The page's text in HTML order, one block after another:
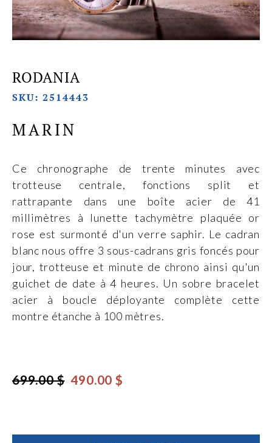
RODANIA
SKU: 2514443
MARIN
Ce chronographe de trente minutes avec
trotteuse centrale, fonctions split et
rattrapante dans une boîte acier de 41
millimètres à lunette tachymètre plaquée or
rose est surmonté d'un verre saphir. Le cadran
blanc nous offre 3 sous-cadrans gris foncés pour
jour, trotteuse et minute de chrono ainsi qu'un
guichet de date à 4 heures. Un sobre bracelet
acier à boucle déployante complète cette
montre étanche à 100 mètres.
699.00 $ 490.00 $